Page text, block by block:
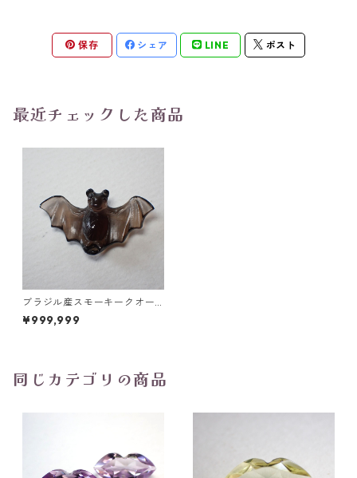
保存 シェア LINE ポスト
最近チェックした商品
ブラジル産スモーキークオー
ツ コウモリ彫刻 置物 10.6ct 2
9.0mm*16.8mm*7.3mm
¥999,999
同じカテゴリの商品